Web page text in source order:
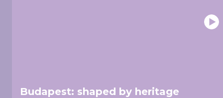
Budapest: shaped by heritage